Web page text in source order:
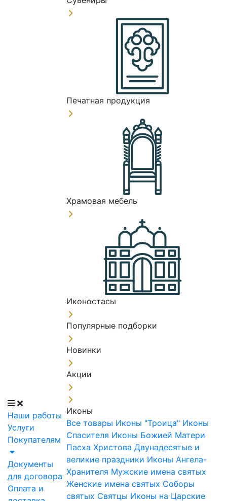
Наши работы
Услуги
Покупателям
Документы
для договора
Оплата и
Печатная продукция
Храмовая мебель
Иконостасы
Популярные подборки
Новинки
Акции
Иконы
Все товары Иконы "Троица" Иконы
Спасителя Иконы Божией Матери
Пасха Христова Двунадесятые и
великие праздники Иконы Ангела-
Хранителя Мужские имена святых
Женские имена святых Соборы
святых Святцы Иконы на Царские